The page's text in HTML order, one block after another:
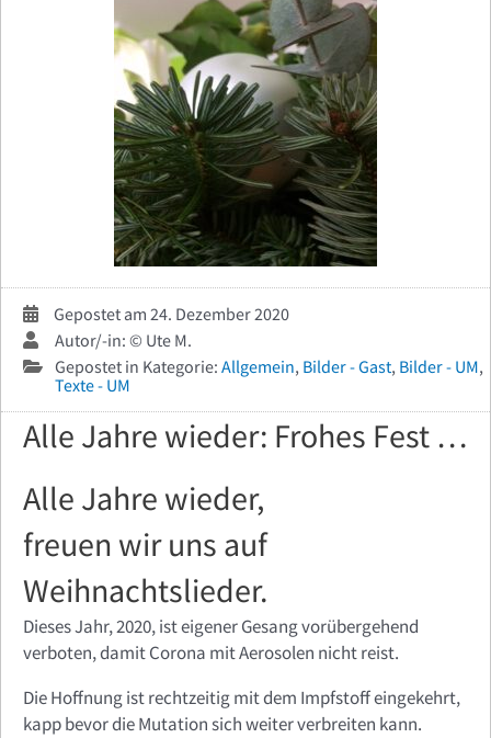
Gepostet am 24. Dezember 2020
Autor/-in: © Ute M.
Gepostet in Kategorie: Allgemein, Bilder - Gast, Bilder - UM,
Texte - UM
Alle Jahre wieder: Frohes Fest …
Alle Jahre wieder,
freuen wir uns auf
Weihnachtslieder.
Dieses Jahr, 2020, ist eigener Gesang vorübergehend
verboten, damit Corona mit Aerosolen nicht reist.
Die Hoffnung ist rechtzeitig mit dem Impfstoff eingekehrt,
kapp bevor die Mutation sich weiter verbreiten kann.